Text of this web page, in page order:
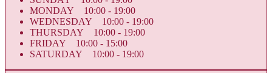
MONDAY 10:00 - 19:00
WEDNESDAY 10:00 - 19:00
THURSDAY 10:00 - 19:00
FRIDAY 10:00 - 15:00
SATURDAY 10:00 - 19:00